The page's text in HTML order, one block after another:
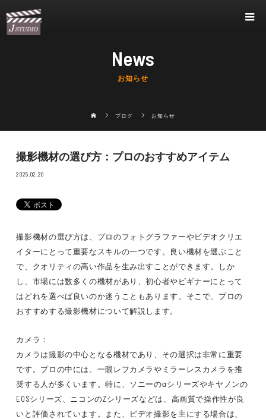
News
お知らせ
ブログ お知らせ
撮影機材の選び方：プロのおすすめアイテム
2025.02.20
撮影機材の選び方は、プロのフォトグラファーやビデオクリエ
イターにとって重要なスキルの一つです。良い機材を選ぶこと
で、クオリティの高い作品を生み出すことができます。しか
し、市場には数多くの機材があり、初心者やビギナーにとって
はどれを選べば良いのか迷うこともあります。そこで、プロの
おすすめする撮影機材について解説します。
カメラ：
カメラは撮影の中心となる機材であり、その選択は非常に重要
です。プロの中には、一眼レフカメラやミラーレスカメラを推
奨する人が多くいます。特に、ソニーのαシリーズやキヤノンの
EOSシリーズ、ニコンのZシリーズなどは、高画質で操作性が良
いと評価されています。また、ビデオ撮影を主にする場合は、